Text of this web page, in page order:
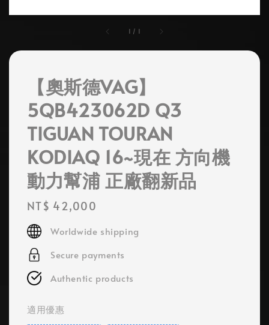
1 / 1
【奧斯德VAG】
5QB423062D Q3
TIGUAN TOURAN
KODIAQ 16~現在 方向機
動力幫浦 正廠翻新品
Regular
price
NT$ 42,000
Worldwide shipping
Secure payments
Authentic products
適用優惠